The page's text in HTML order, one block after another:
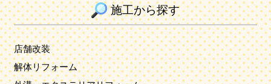
施工から探す
店舗改装
解体リフォーム